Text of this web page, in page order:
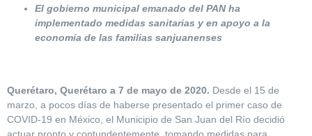
El gobierno municipal emanado del PAN ha
implementado medidas sanitarias y en apoyo a la
economía de las familias sanjuanenses
Querétaro, Querétaro a 7 de mayo de 2020. Desde el 15 de
marzo, a pocos días de haberse presentado el primer caso de
COVID-19 en México, el Municipio de San Juan del Río decidió